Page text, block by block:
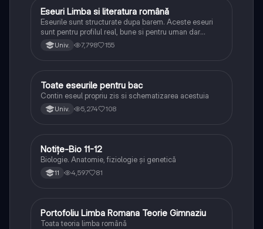
Limba și literatura română
Eseuri Limba si literatura română
Eseurile sunt structurate dupa barem. Aceste eseuri
sunt pentru profilul real, bune si pentru uman dar
lipsesc relatiile dintre personaje si caracrerizarile.
Univ. 7,798 155
Limba și literatura română
Toate eseurile pentru bac
Contin eseul propriu zis si schematizarea acestuia
Univ. 5,274 108
Biologie
Notițe-Bio 11-12
Biologie. Anatomie, fiziologie și genetică
11 4,597 81
Limba și literatura română
Portofoliu Limba Romana Teorie Gimnaziu
Toata teoria limba română